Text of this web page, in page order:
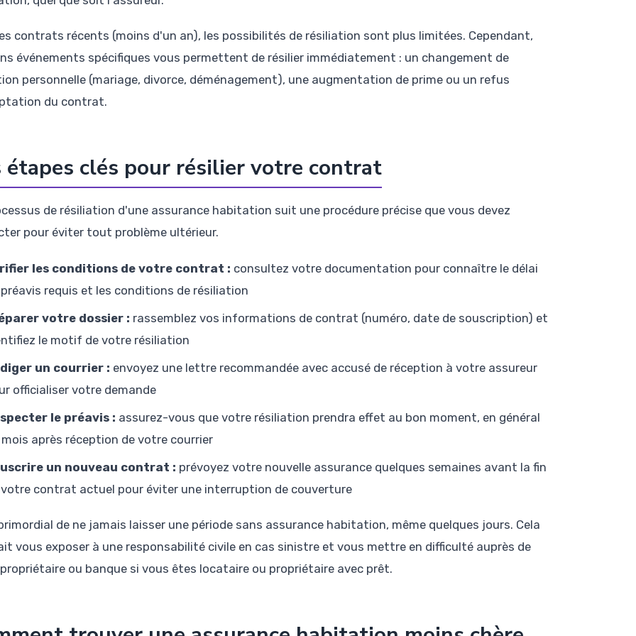
contrats récents (moins d'un an), les possibilités de résiliation sont plus limitées. Cependant,
événements spécifiques vous permettent de résilier immédiatement : un changement de
personnelle (mariage, divorce, déménagement), une augmentation de prime ou un refus
du contrat.
étapes clés pour résilier votre contrat
de résiliation d'une assurance habitation suit une procédure précise que vous devez
pour éviter tout problème ultérieur.
les conditions de votre contrat : consultez votre documentation pour connaître le délai
requis et les conditions de résiliation
votre dossier : rassemblez vos informations de contrat (numéro, date de souscription) et
le motif de votre résiliation
un courrier : envoyez une lettre recommandée avec accusé de réception à votre assureur
officialiser votre demande
le préavis : assurez-vous que votre résiliation prendra effet au bon moment, en général
après réception de votre courrier
un nouveau contrat : prévoyez votre nouvelle assurance quelques semaines avant la fin
contrat actuel pour éviter une interruption de couverture
de ne jamais laisser une période sans assurance habitation, même quelques jours. Cela
vous exposer à une responsabilité civile en cas sinistre et vous mettre en difficulté auprès de
ou banque si vous êtes locataire ou propriétaire avec prêt.